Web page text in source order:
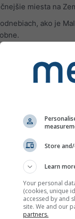
miesta na
ako je
Store
Learn
Your personal
(cookies, unique
accessed by and
site. We and our
partners.